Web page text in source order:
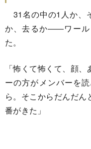
31名の中の1人か、
か、去るか――ワール
た。
「怖くて怖くて、顔
ーの方がメンバーを
ら。そこからだんだ
番がきた」